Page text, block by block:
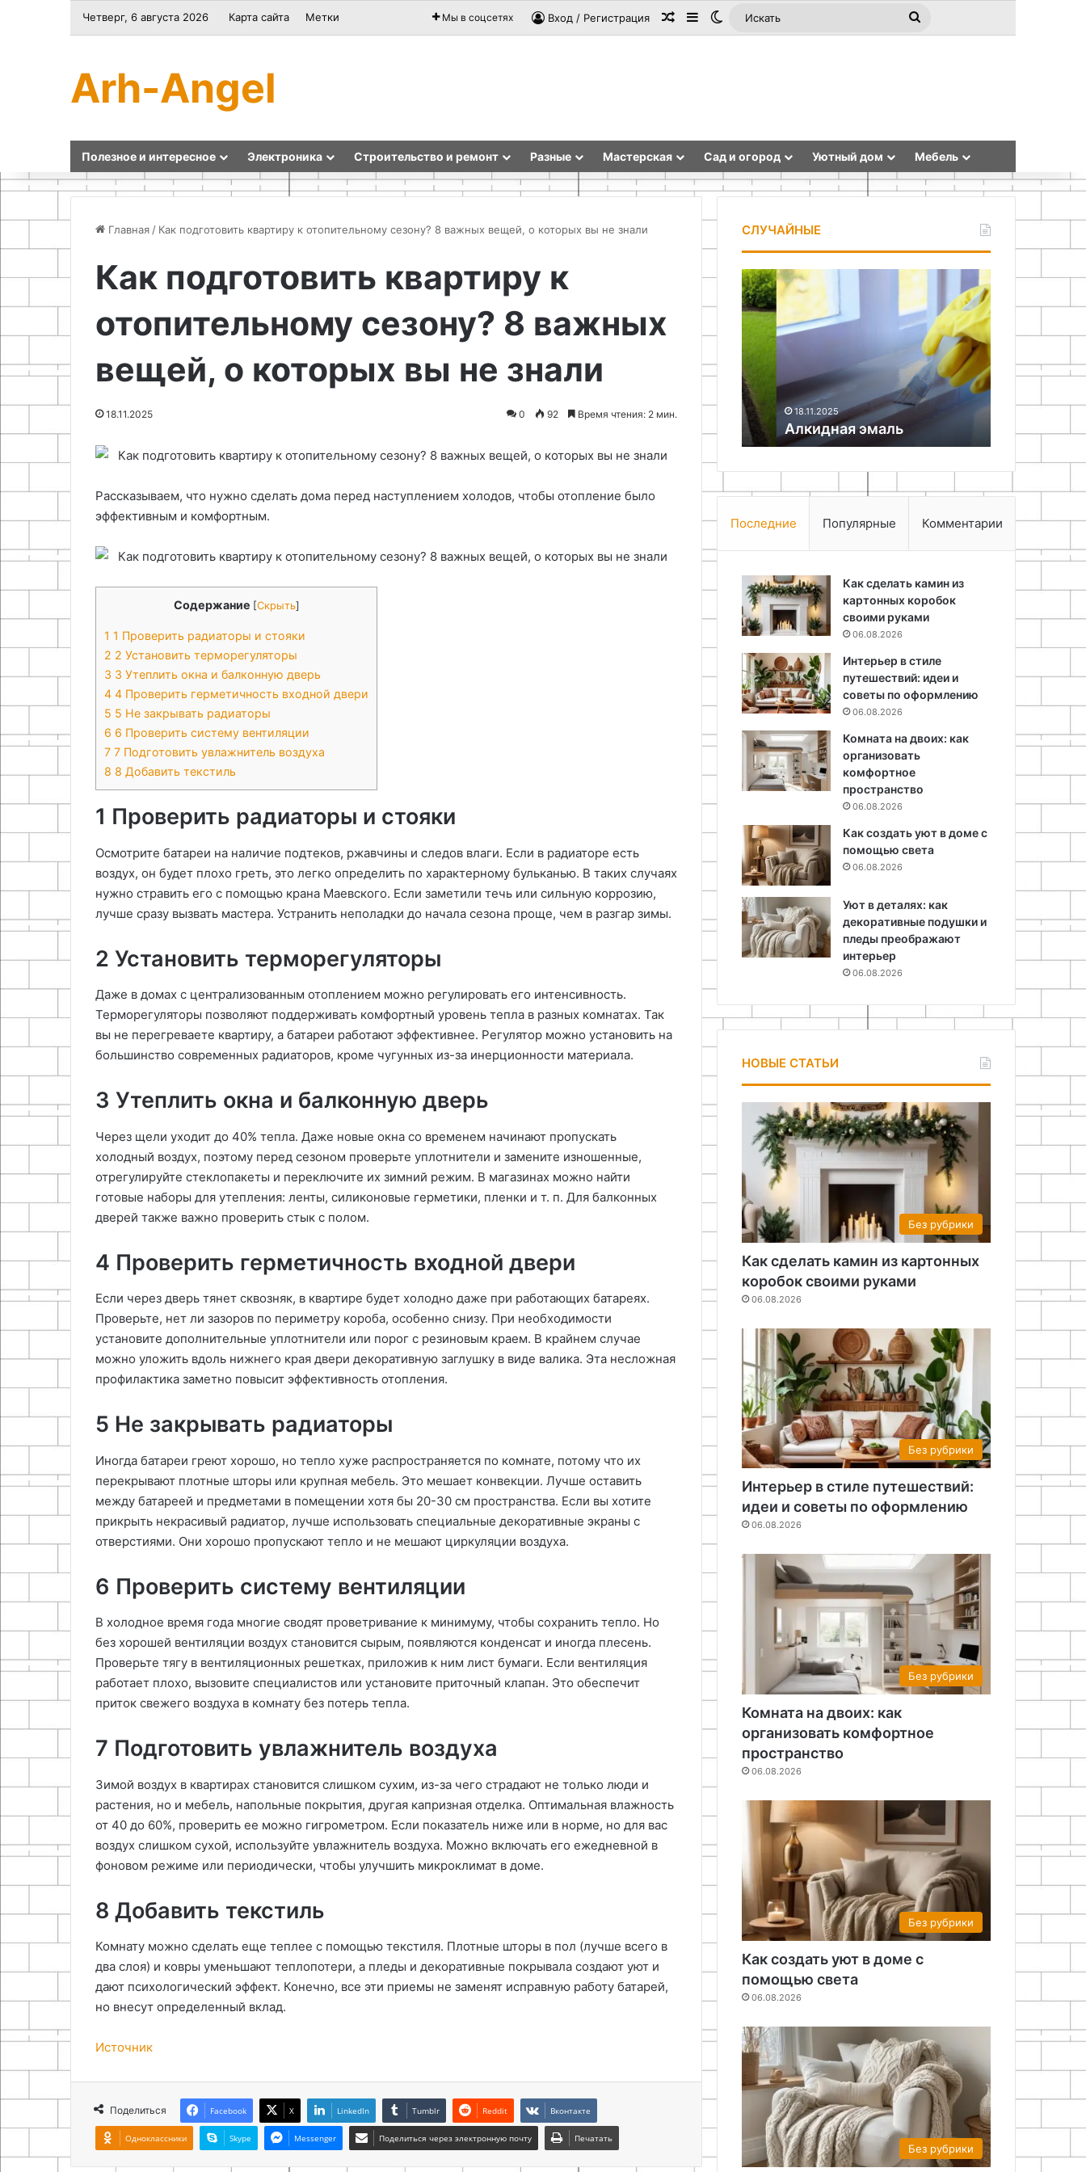
Четверг, 6 августа 2026 Карта сайта Метки Мы в соцсетях Вход / Регистрация Случайная статья
SidebarSwitch skin Искать
Arh-Angel
Полезное и интересное Электроника Строительство и ремонт Разные Мастерская Сад и огород Уютный дом Мебель
Главная / Как подготовить квартиру к отопительному сезону? 8 важных вещей, о которых вы не знали
Как подготовить квартиру к
отопительному сезону? 8 важных
вещей, о которых вы не знали
18.11.2025 0 92 Время чтения: 2 мин.
Рассказываем, что нужно сделать дома перед наступлением холодов, чтобы отопление было
эффективным и комфортным.
Содержание [Скрыть]
1 1 Проверить радиаторы и стояки
2 2 Установить терморегуляторы
3 3 Утеплить окна и балконную дверь
4 4 Проверить герметичность входной двери
5 5 Не закрывать радиаторы
6 6 Проверить систему вентиляции
7 7 Подготовить увлажнитель воздуха
8 8 Добавить текстиль
1 Проверить радиаторы и стояки
Осмотрите батареи на наличие подтеков, ржавчины и следов влаги. Если в радиаторе есть
воздух, он будет плохо греть, это легко определить по характерному бульканью. В таких случаях
нужно стравить его с помощью крана Маевского. Если заметили течь или сильную коррозию,
лучше сразу вызвать мастера. Устранить неполадки до начала сезона проще, чем в разгар зимы.
2 Установить терморегуляторы
Даже в домах с централизованным отоплением можно регулировать его интенсивность.
Терморегуляторы позволяют поддерживать комфортный уровень тепла в разных комнатах. Так
вы не перегреваете квартиру, а батареи работают эффективнее. Регулятор можно установить на
большинство современных радиаторов, кроме чугунных из-за инерционности материала.
3 Утеплить окна и балконную дверь
Через щели уходит до 40% тепла. Даже новые окна со временем начинают пропускать
холодный воздух, поэтому перед сезоном проверьте уплотнители и замените изношенные,
отрегулируйте стеклопакеты и переключите их зимний режим. В магазинах можно найти
готовые наборы для утепления: ленты, силиконовые герметики, пленки и т. п. Для балконных
дверей также важно проверить стык с полом.
4 Проверить герметичность входной двери
Если через дверь тянет сквозняк, в квартире будет холодно даже при работающих батареях.
Проверьте, нет ли зазоров по периметру короба, особенно снизу. При необходимости
установите дополнительные уплотнители или порог с резиновым краем. В крайнем случае
можно уложить вдоль нижнего края двери декоративную заглушку в виде валика. Эта несложная
профилактика заметно повысит эффективность отопления.
5 Не закрывать радиаторы
Иногда батареи греют хорошо, но тепло хуже распространяется по комнате, потому что их
перекрывают плотные шторы или крупная мебель. Это мешает конвекции. Лучше оставить
между батареей и предметами в помещении хотя бы 20-30 см пространства. Если вы хотите
прикрыть некрасивый радиатор, лучше использовать специальные декоративные экраны с
отверстиями. Они хорошо пропускают тепло и не мешают циркуляции воздуха.
6 Проверить систему вентиляции
В холодное время года многие сводят проветривание к минимуму, чтобы сохранить тепло. Но
без хорошей вентиляции воздух становится сырым, появляются конденсат и иногда плесень.
Проверьте тягу в вентиляционных решетках, приложив к ним лист бумаги. Если вентиляция
работает плохо, вызовите специалистов или установите приточный клапан. Это обеспечит
приток свежего воздуха в комнату без потерь тепла.
7 Подготовить увлажнитель воздуха
Зимой воздух в квартирах становится слишком сухим, из-за чего страдают не только люди и
растения, но и мебель, напольные покрытия, другая капризная отделка. Оптимальная влажность
от 40 до 60%, проверить ее можно гигрометром. Если показатель ниже или в норме, но для вас
воздух слишком сухой, используйте увлажнитель воздуха. Можно включать его ежедневной в
фоновом режиме или периодически, чтобы улучшить микроклимат в доме.
8 Добавить текстиль
Комнату можно сделать еще теплее с помощью текстиля. Плотные шторы в пол (лучше всего в
два слоя) и ковры уменьшают теплопотери, а пледы и декоративные покрывала создают уют и
дают психологический эффект. Конечно, все эти приемы не заменят исправную работу батарей,
но внесут определенный вклад.
Источник
Поделиться Facebook X LinkedIn Tumblr Reddit Вконтакте
Одноклассники Skype Messenger Поделиться через электронную почту Печатать
СЛУЧАЙНЫЕ
Как сделать боковую складную
Преимущества
использования
материалов
обустройстве
ягодника
08.05.2026
Преимущества использования
Анализ
гидрогеологических
условий
схемы
дренажа
19.05.2026
условий и расчет схемы
Алкидная
эмаль
18.11.2025
Алкидная эмаль
Изготовление
металлической
чердачной
своими
руками
18.05.2026
Последние Популярные Комментарии
Как сделать камин из
картонных коробок
своими руками
06.08.2026
Интерьер в стиле
путешествий: идеи и
советы по оформлению
06.08.2026
Комната на двоих: как
организовать
комфортное
пространство
06.08.2026
Как создать уют в доме с
помощью света
06.08.2026
Уют в деталях: как
декоративные подушки и
пледы преображают
интерьер
06.08.2026
НОВЫЕ СТАТЬИ
Без рубрики
Как сделать камин из картонных
коробок своими руками
06.08.2026
Без рубрики
Интерьер в стиле путешествий:
идеи и советы по оформлению
06.08.2026
Без рубрики
Комната на двоих: как
организовать комфортное
пространство
06.08.2026
Без рубрики
Как создать уют в доме с
помощью света
06.08.2026
Без рубрики